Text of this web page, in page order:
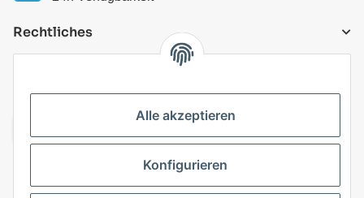
Rechtliches
Alle akzeptieren
Konfigurieren